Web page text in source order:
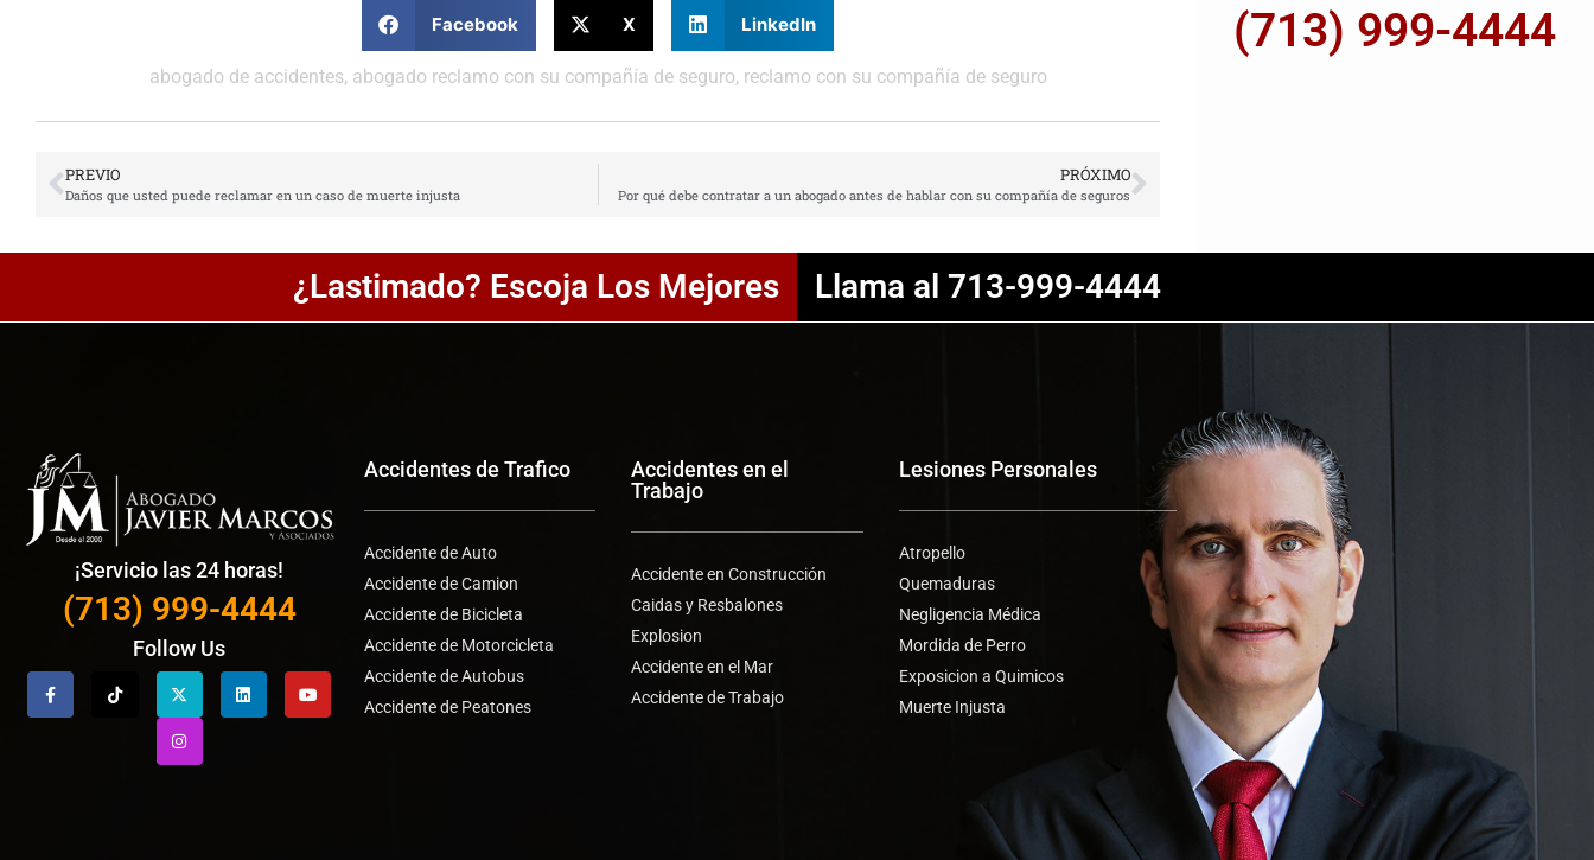
Facebook X LinkedIn
abogado de accidentes, abogado reclamo con su compañía de seguro, reclamo con su compañía de seguro
PREVIO
Daños que usted puede reclamar en un caso de muerte injusta
PRÓXIMO
Por qué debe contratar a un abogado antes de hablar con su compañía de seguros
(713) 999-4444
¿Lastimado? Escoja Los Mejores Llama al 713-999-4444
¡Servicio las 24 horas!
(713) 999-4444
Follow Us
Accidentes de Trafico
Accidente de Auto
Accidente de Camion
Accidente de Bicicleta
Accidente de Motorcicleta
Accidente de Autobus
Accidente de Peatones
Accidentes en el
Trabajo
Accidente en Construcción
Caidas y Resbalones
Explosion
Accidente en el Mar
Accidente de Trabajo
Lesiones Personales
Atropello
Quemaduras
Negligencia Médica
Mordida de Perro
Exposicion a Quimicos
Muerte Injusta